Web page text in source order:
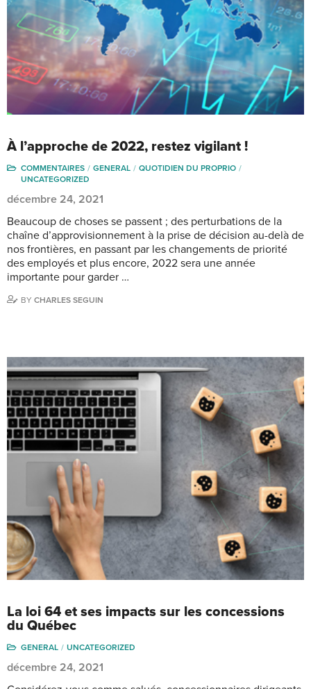
À l’approche de 2022, restez vigilant !
COMMENTAIRES GENERAL
QUOTIDIEN DU PROPRIO
UNCATEGORIZED
décembre 24, 2021
Beaucoup de choses se passent ; des perturbations de la
chaîne d’approvisionnement à la prise de décision au-delà de
nos frontières, en passant par les changements de priorité
des employés et plus encore, 2022 sera une année
importante pour garder …
BY CHARLES SEGUIN
La loi 64 et ses impacts sur les concessions
du Québec
GENERAL UNCATEGORIZED
décembre 24, 2021